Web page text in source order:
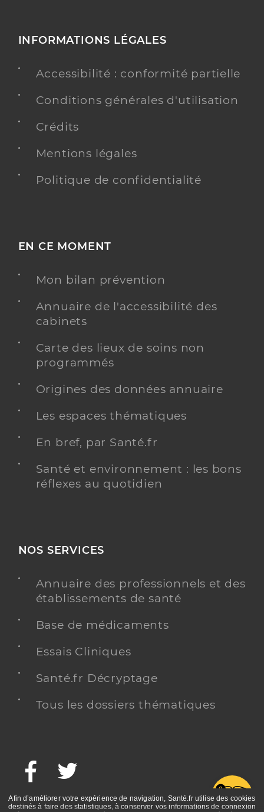
INFORMATIONS LÉGALES
Accessibilité : conformité partielle
Conditions générales d'utilisation
Crédits
Mentions légales
Politique de confidentialité
EN CE MOMENT
Mon bilan prévention
Annuaire de l'accessibilité des
cabinets
Carte des lieux de soins non
programmés
Origines des données annuaire
Les espaces thématiques
En bref, par Santé.fr
Santé et environnement : les bons
réflexes au quotidien
NOS SERVICES
Annuaire des professionnels et des
établissements de santé
Base de médicaments
Essais Cliniques
Santé.fr Décryptage
Tous les dossiers thématiques
Facebook
Afin d’améliorer votre expérience de navigation, Santé.fr utilise des cookies
destinés à faire des statistiques, à conserver vos informations de connexion